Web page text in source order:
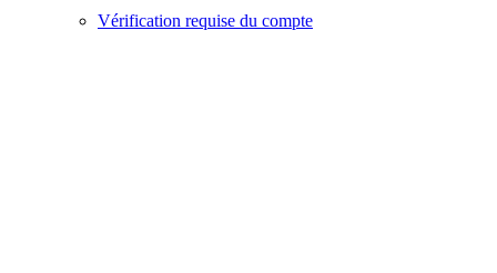
Vérification requise du compte